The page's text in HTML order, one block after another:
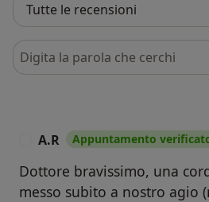
Cerca nelle recensioni
A.R Appuntamento
Dottore bravissimo, una
messo subito a nostro agio